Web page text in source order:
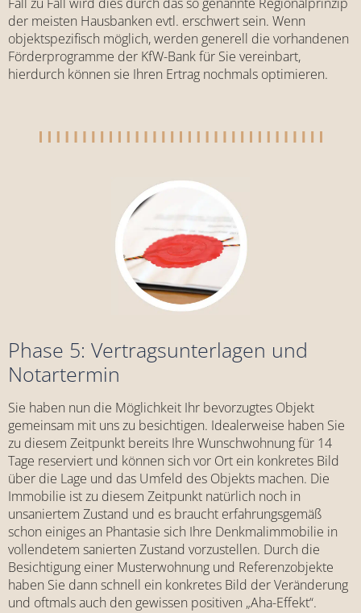
der meisten Hausbanken evtl. erschwert sein. Wenn
objektspezifisch möglich, werden generell die vorhandenen
Förderprogramme der KfW-Bank für Sie vereinbart,
hierdurch können sie Ihren Ertrag nochmals optimieren.
Phase 5: Vertragsunterlagen und
Notartermin
Sie haben nun die Möglichkeit Ihr bevorzugtes Objekt
gemeinsam mit uns zu besichtigen. Idealerweise haben Sie
zu diesem Zeitpunkt bereits Ihre Wunschwohnung für 14
Tage reserviert und können sich vor Ort ein konkretes Bild
über die Lage und das Umfeld des Objekts machen. Die
Immobilie ist zu diesem Zeitpunkt natürlich noch in
unsaniertem Zustand und es braucht erfahrungsgemäß
schon einiges an Phantasie sich Ihre Denkmalimmobilie in
vollendetem sanierten Zustand vorzustellen. Durch die
Besichtigung einer Musterwohnung und Referenzobjekte
haben Sie dann schnell ein konkretes Bild der Veränderung
und oftmals auch den gewissen positiven „Aha-Effekt“.